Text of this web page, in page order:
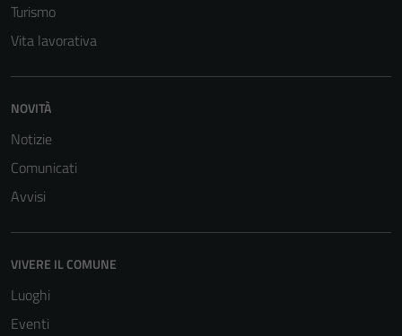
Turismo
Vita lavorativa
NOVITÀ
Notizie
Comunicati
Avvisi
VIVERE IL COMUNE
Luoghi
Eventi